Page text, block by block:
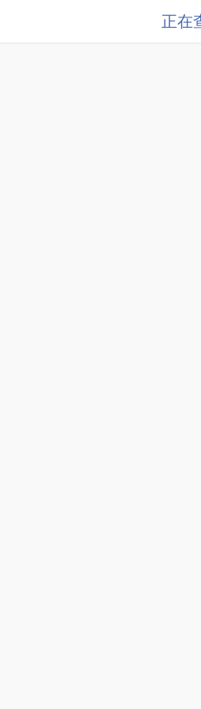
正在